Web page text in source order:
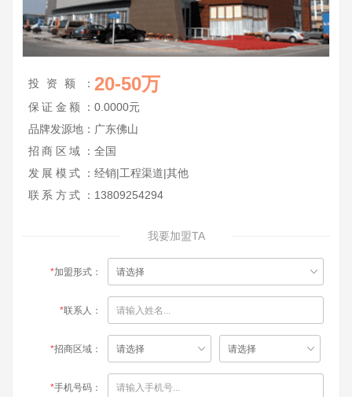
投资额： 20-50万
保证金额： 0.0000元
品牌发源地： 广东佛山
招商区域： 全国
发展模式： 经销|工程渠道|其他
联系方式： 13809254294
我要加盟TA
*加盟形式：
*联系人：
*招商区域：
*手机号码：